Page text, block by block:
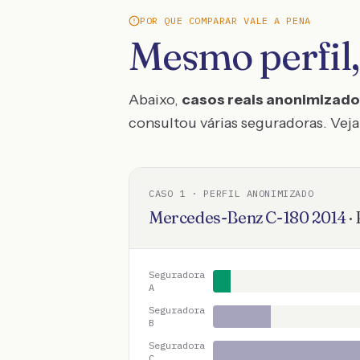
POR QUE COMPARAR VALE A PENA
Mesmo perfil,
Abaixo, casos reais
consultou várias seguradoras.
CASO 1 · PERFIL ANONIMIZADO
Mercedes-BenzC-1802014·
Seguradora
A
Seguradora
B
Seguradora